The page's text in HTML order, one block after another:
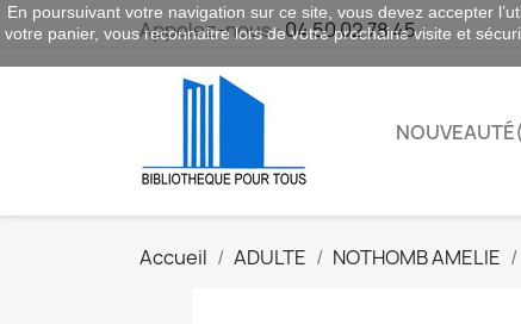
Appelez-nous :04 50 02 78 45
Accueil ADULTE NOTHOMB AMELIE
En poursuivant votre navigation sur ce site, vous devez accepter
votre panier, vous reconnaitre lors de votre prochaine visite et